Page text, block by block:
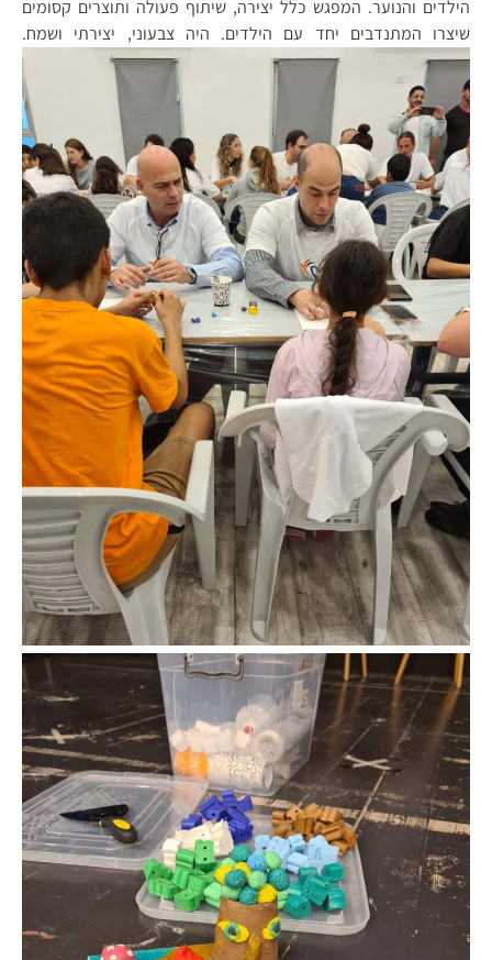
הילדים והנוער. המפגש כלל יצירה, שיתוף פעולה ותוצרים קסומים
שיצרו המתנדבים יחד עם הילדים. היה צבעוני, יצירתי ושמח.